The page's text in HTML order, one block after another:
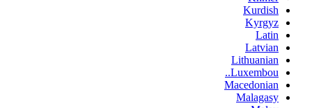
Kurdish
Kyrgyz
Latin
Latvian
Lithuanian
Luxembou..
Macedonian
Malagasy